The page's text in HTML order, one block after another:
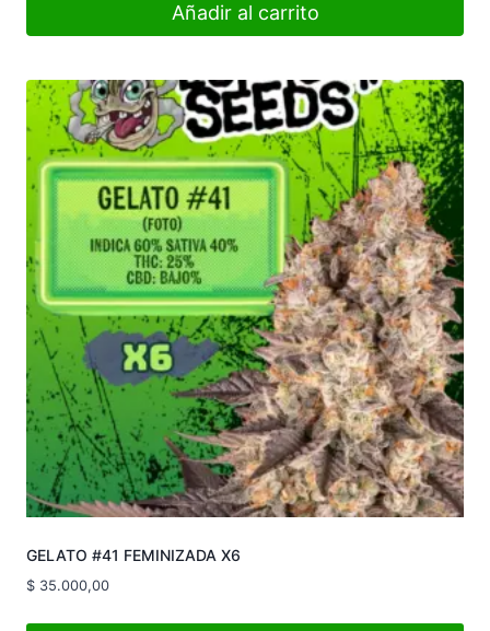
Añadir al carrito
GELATO #41 FEMINIZADA X6
$ 35.000,00